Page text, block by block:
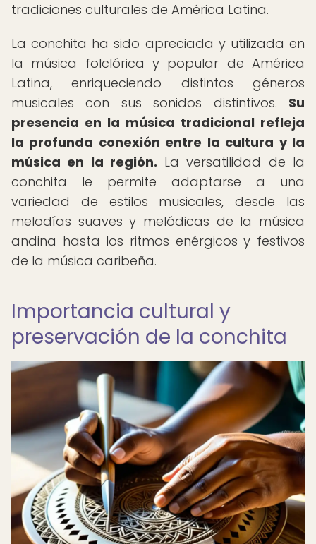
tradiciones culturales de América Latina.
La conchita ha sido apreciada y utilizada en
la música folclórica y popular de América
Latina, enriqueciendo distintos géneros
musicales con sus sonidos distintivos. Su
presencia en la música tradicional refleja
la profunda conexión entre la cultura y la
música en la región. La versatilidad de la
conchita le permite adaptarse a una
variedad de estilos musicales, desde las
melodías suaves y melódicas de la música
andina hasta los ritmos enérgicos y festivos
de la música caribeña.
Importancia cultural y
preservación de la conchita